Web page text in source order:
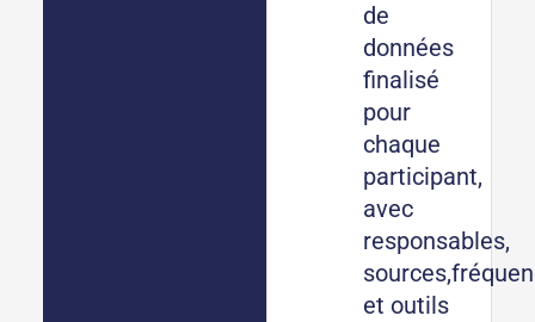
de
données
finalisé
pour
chaque
participant,
avec
responsables,
et outils